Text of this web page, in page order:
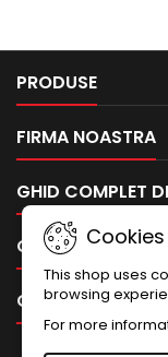
PRODUSE
FIRMA NOASTRA
GHID COMPLET
CONTUL TAU
CONTACTEAZA-
Cookies
This shop uses
browsing
For more